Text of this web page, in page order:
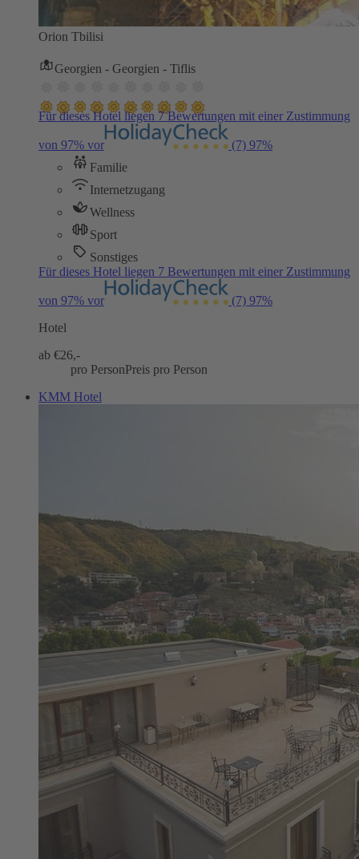
Orion Tbilisi
Georgien - Georgien - Tiflis
Für dieses Hotel liegen 7 Bewertungen mit einer Zustimmung
von 97% vor (7) 97%
Familie
Internetzugang
Wellness
Sport
Sonstiges
Für dieses Hotel liegen 7 Bewertungen mit einer Zustimmung
von 97% vor (7) 97%
Hotel
ab €26,-
pro PersonPreis pro Person
KMM Hotel